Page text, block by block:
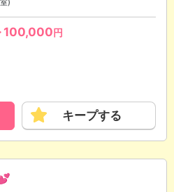
)
100,000円
キープする